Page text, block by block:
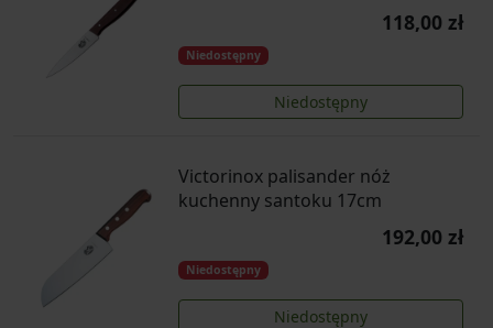
118,00 zł
Niedostępny
Niedostępny
Victorinox palisander nóż
kuchenny santoku 17cm
192,00 zł
Niedostępny
Niedostępny